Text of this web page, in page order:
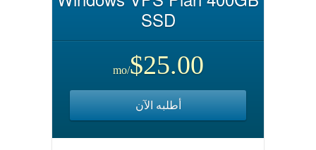
SSD
$25.00
/mo
أطلبه الآن